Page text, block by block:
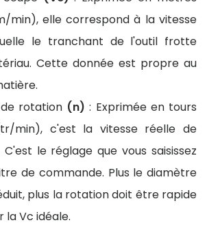
min), elle correspond à la vitesse
le tranchant de l'outil frotte
Cette donnée est propre au
rotation (n) : Exprimée en tours
min), c'est la vitesse réelle de
le réglage que vous saisissez
de commande. Plus le diamètre
plus la rotation doit être rapide
la Vc idéale.